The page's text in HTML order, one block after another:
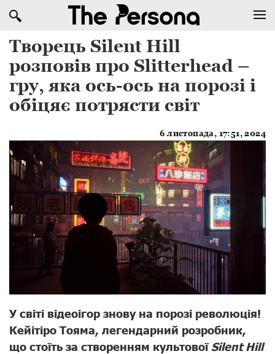
Творець Silent Hill
розповів про Slitterhead –
гру, яка ось-ось на порозі і
обіцяє потрясти світ
6 листопада, 17:51, 2024
У світі відеоігор знову на порозі революція!
Кейітіро Тояма, легендарний розробник,
що стоїть за створенням культової Silent Hill